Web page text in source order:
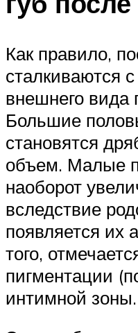
Как правило,
сталкиваются
внешнего вида
Большие
становятся
объем. Малые
наоборот
вследствие
появляется их
того,
пигментации
интимной зоны.